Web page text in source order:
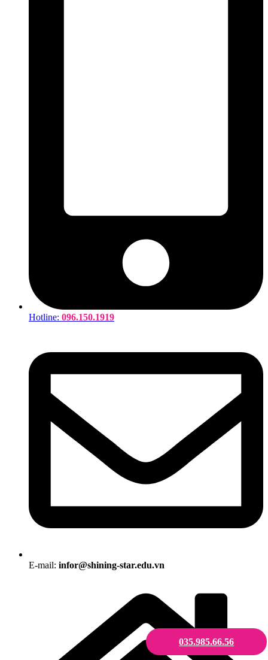
035.985.66.56
Hotline: 096.150.1919
E-mail: infor@shining-star.edu.vn